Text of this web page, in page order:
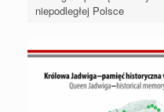
niepodległej Polsce